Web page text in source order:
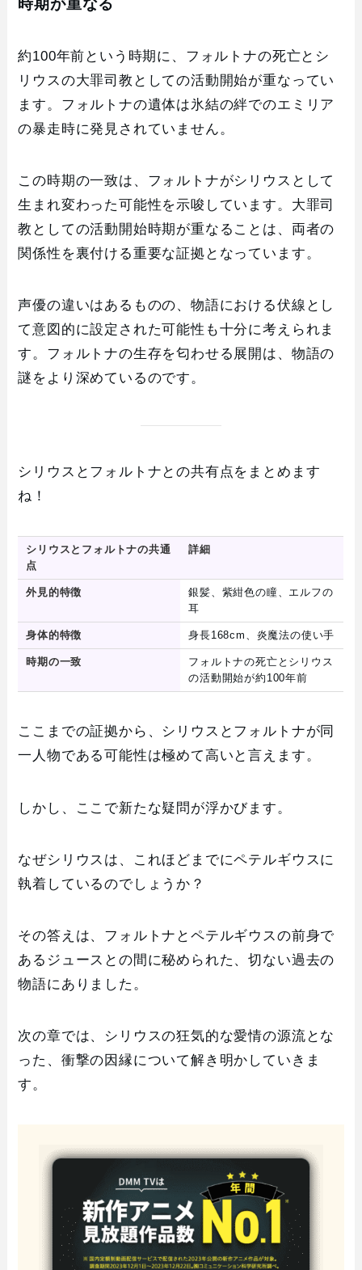
時期が重なる
約100年前という時期に、フォルトナの死亡とシ
リウスの大罪司教としての活動開始が重なってい
ます。フォルトナの遺体は氷結の絆でのエミリア
の暴走時に発見されていません。
この時期の一致は、フォルトナがシリウスとして
生まれ変わった可能性を示唆しています。大罪司
教としての活動開始時期が重なることは、両者の
関係性を裏付ける重要な証拠となっています。
声優の違いはあるものの、物語における伏線とし
て意図的に設定された可能性も十分に考えられま
す。フォルトナの生存を匂わせる展開は、物語の
謎をより深めているのです。
シリウスとフォルトナとの共有点をまとめます
ね！
シリウスとフォルトナの共通
点
詳細
外見的特徴
銀髪、紫紺色の瞳、エルフの
耳
身体的特徴 身長168cm、炎魔法の使い手
時期の一致
フォルトナの死亡とシリウス
の活動開始が約100年前
ここまでの証拠から、シリウスとフォルトナが同
一人物である可能性は極めて高いと言えます。
しかし、ここで新たな疑問が浮かびます。
なぜシリウスは、これほどまでにペテルギウスに
執着しているのでしょうか？
その答えは、フォルトナとペテルギウスの前身で
あるジュースとの間に秘められた、切ない過去の
物語にありました。
次の章では、シリウスの狂気的な愛情の源流とな
った、衝撃の因縁について解き明かしていきま
す。